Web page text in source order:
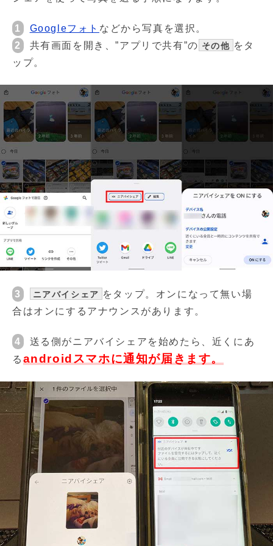
1 Googleフォト などから写真を選択。
2
共有画面を開き、”アプリで共有”の その他 をタ
ップ。
3 ニアバイシェア をタップ。オンになって無い場
合はオンにするアナウンスがあります。
4
送る側がニアバイシェアを始めたら、近くにあ
る androidスマホに通知が届きます。